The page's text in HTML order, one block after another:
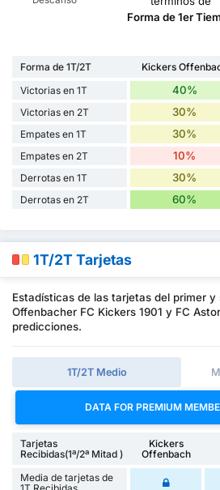
Forma de 1er
Forma de 1T/2T Kickers
Victorias en 1T
40%
Victorias en 2T 30%
Empates en 1T 30%
Empates en 2T 10%
Derrotas en 1T 30%
Derrotas en 2T 60%
1T/2T Tarjetas
Estadísticas de las tarjetas del primer
Offenbacher FC Kickers 1901 y FC
predicciones.
1T/2T Medio
DATA FOR PREMIUM
Tarjetas
Recibidas(1ª/2ª Mitad )
Kickers
Offenbach
Media de tarjetas de